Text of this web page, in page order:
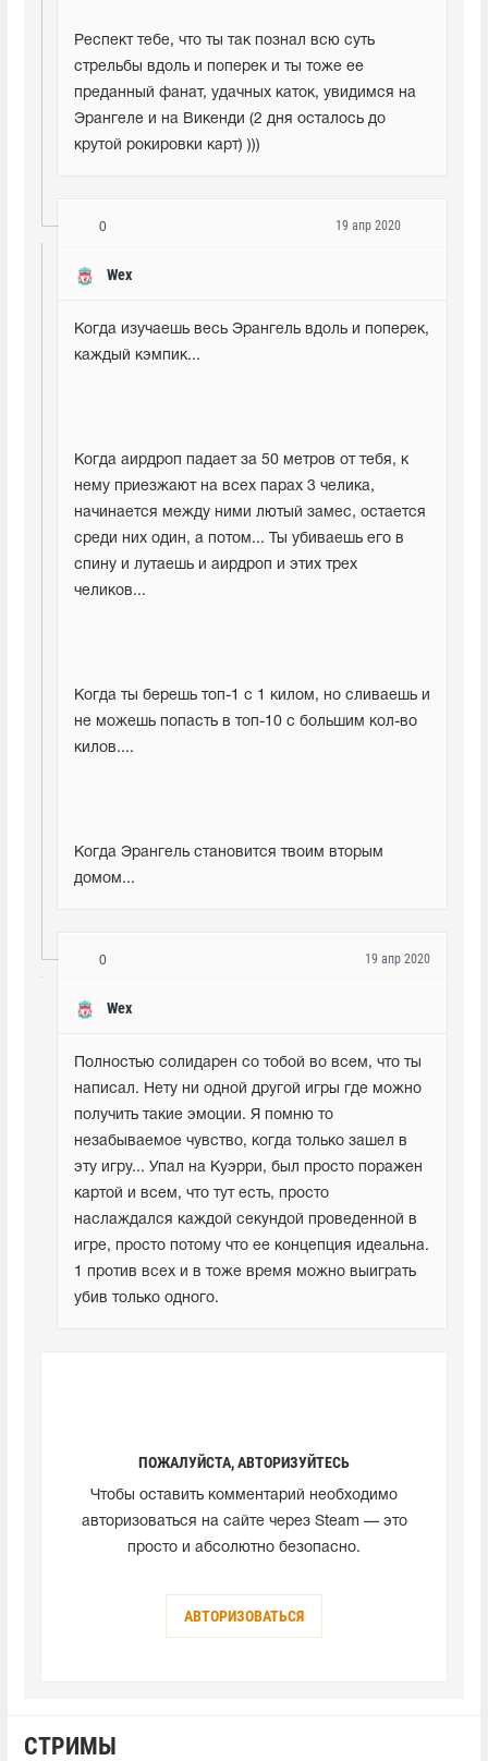
Респект тебе, что ты так познал всю суть
стрельбы вдоль и поперек и ты тоже ее
преданный фанат, удачных каток, увидимся на
Эрангеле и на Викенди (2 дня осталось до
крутой рокировки карт) )))
0
Wex
19 апр 2020
Когда изучаешь весь Эрангель вдоль и поперек,
каждый кэмпик...
Когда аирдроп падает за 50 метров от тебя, к
нему приезжают на всех парах 3 челика,
начинается между ними лютый замес, остается
среди них один, а потом... Ты убиваешь его в
спину и лутаешь и аирдроп и этих трех
челиков...
Когда ты берешь топ-1 с 1 килом, но сливаешь и
не можешь попасть в топ-10 с большим кол-во
килов....
Когда Эрангель становится твоим вторым
домом...
0
Wex
19 апр 2020
Полностью солидарен со тобой во всем, что ты
написал. Нету ни одной другой игры где можно
получить такие эмоции. Я помню то
незабываемое чувство, когда только зашел в
эту игру... Упал на Куэрри, был просто поражен
картой и всем, что тут есть, просто
наслаждался каждой секундой проведенной в
игре, просто потому что ее концепция идеальна.
1 против всех и в тоже время можно выиграть
убив только одного.
ПОЖАЛУЙСТА, АВТОРИЗУЙТЕСЬ
Чтобы оставить комментарий необходимо
авторизоваться на сайте через Steam — это
просто и абсолютно безопасно.
АВТОРИЗОВАТЬСЯ
СТРИМЫ